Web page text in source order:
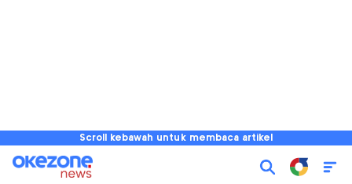
Scroll kebawah untuk membaca artikel